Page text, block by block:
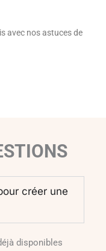
avec nos astuces de
créer une
disponibles